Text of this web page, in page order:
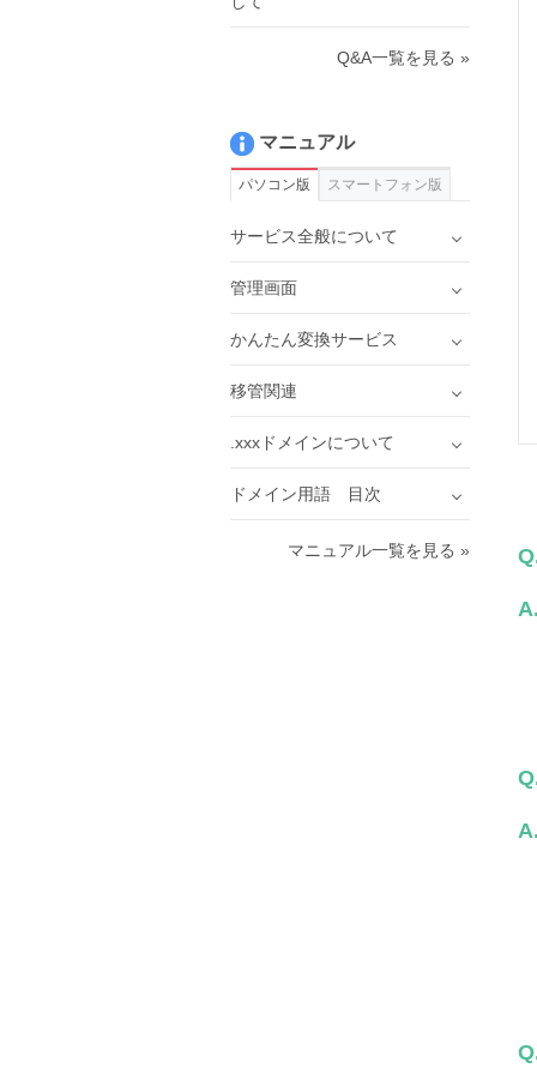
A.
A.
Q&A一覧を見る »
マニュアル
パソコン版 スマートフォン版
サービス全般について
管理画面
かんたん変換サービス
移管関連
.xxxドメインについて
ドメイン用語 目次
マニュアル一覧を見る »